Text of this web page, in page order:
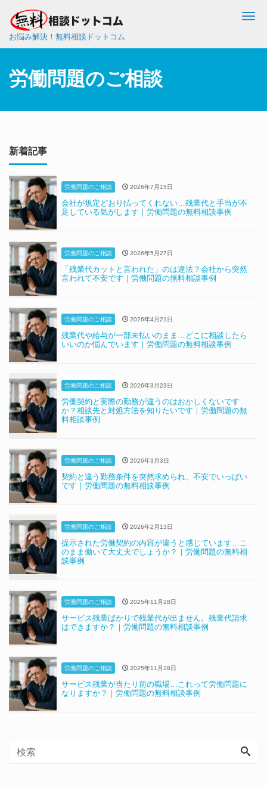
お悩み解決！無料相談ドットコム
労働問題のご相談
新着記事
労働問題のご相談 2026年7月15日
会社が規定どおり払ってくれない…残業代と手当が不
足している気がします｜労働問題の無料相談事例
労働問題のご相談 2026年5月27日
「残業代カットと言われた」のは違法？会社から突然
言われて不安です｜労働問題の無料相談事例
労働問題のご相談 2026年4月21日
残業代や給与が一部未払いのまま…どこに相談したら
いいのか悩んでいます｜労働問題の無料相談事例
労働問題のご相談 2026年3月23日
労働契約と実際の勤務が違うのはおかしくないです
か？相談先と対処方法を知りたいです｜労働問題の無
料相談事例
労働問題のご相談 2026年3月3日
契約と違う勤務条件を突然求められ、不安でいっぱい
です｜労働問題の無料相談事例
労働問題のご相談 2026年2月13日
提示された労働契約の内容が違うと感じています…こ
のまま働いて大丈夫でしょうか？｜労働問題の無料相
談事例
労働問題のご相談 2025年11月28日
サービス残業ばかりで残業代が出ません。残業代請求
はできますか？｜労働問題の無料相談事例
労働問題のご相談 2025年11月28日
サービス残業が当たり前の職場…これって労働問題に
なりますか？｜労働問題の無料相談事例